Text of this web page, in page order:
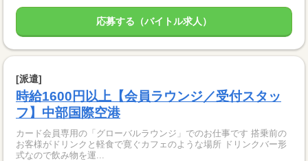
応募する（バイトル求人）
[派遣]
時給1600円以上【会員ラウンジ／受付スタッ
フ】中部国際空港
カード会員専用の「グローバルラウンジ」でのお仕事です 搭乗前の
お客様がドリンクと軽食で寛ぐカフェのような場所 ドリンクバー形
式なので飲み物を運...